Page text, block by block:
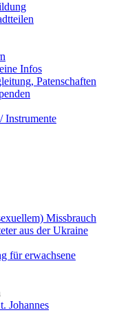
Infos
Patenschaften
Instrumente
Missbrauch
aus der Ukraine
für erwachsene
Johannes